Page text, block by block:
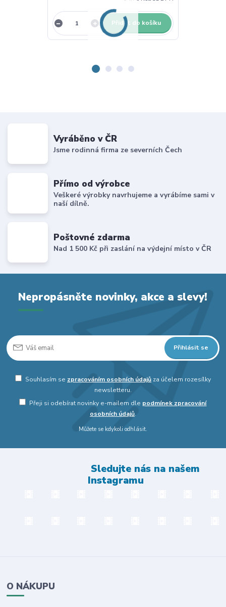
Přidat do košíku
Vyráběno v ČR
Jsme rodinná firma ze severních Čech
Přímo od výrobce
Veškeré výrobky navrhujeme a vyrábíme sami v
naší dílně.
Poštovné zdarma
Nad 1 500 Kč při zaslání na výdejní místo v ČR
Nepropásněte novinky, akce a slevy!
Přihlásit se
Souhlasím se zpracováním osobních údajůza účelem rozesílky
newsletteru.
Přeji si odebírat novinky e-mailem dle podmínek zpracování
osobních údajů.
Můžete se kdykoli odhlásit.
Sledujte nás na našem
Instagramu
O NÁKUPU